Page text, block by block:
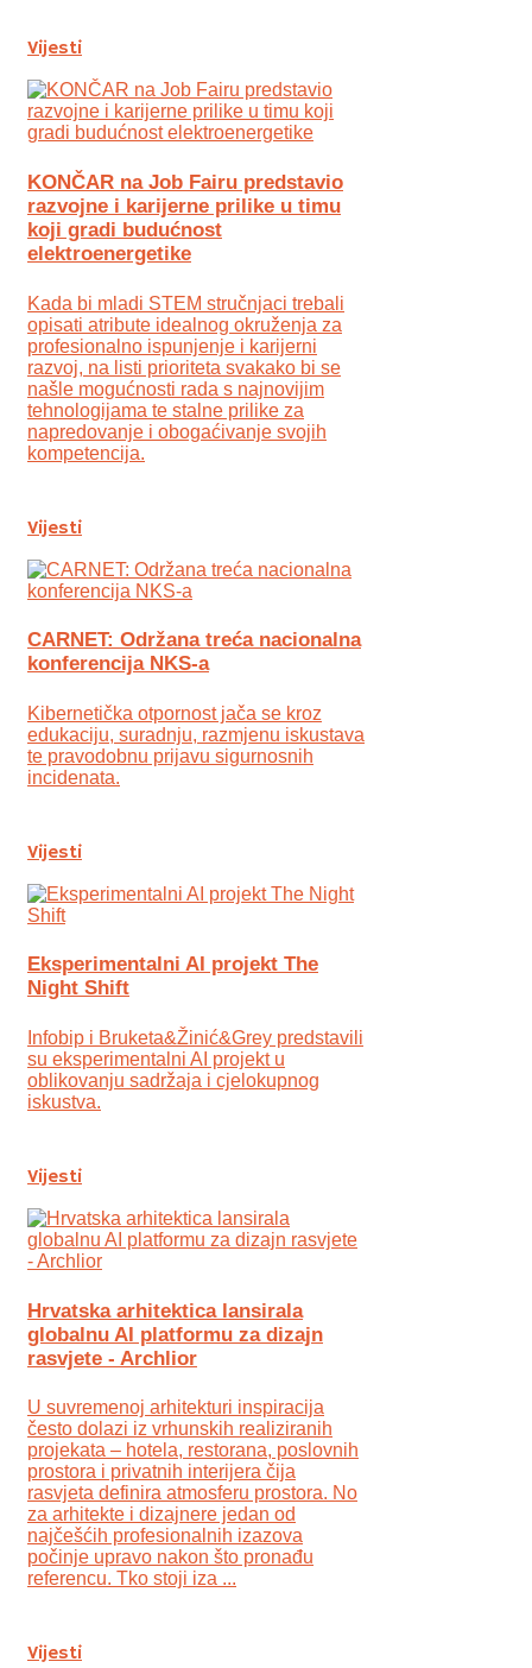
Vijesti
KONČAR na Job Fairu predstavio
razvojne i karijerne prilike u timu
koji gradi budućnost
elektroenergetike
Kada bi mladi STEM stručnjaci trebali
opisati atribute idealnog okruženja za
profesionalno ispunjenje i karijerni
razvoj, na listi prioriteta svakako bi se
našle mogućnosti rada s najnovijim
tehnologijama te stalne prilike za
napredovanje i obogaćivanje svojih
kompetencija.
Vijesti
CARNET: Održana treća nacionalna
konferencija NKS-a
Kibernetička otpornost jača se kroz
edukaciju, suradnju, razmjenu iskustava
te pravodobnu prijavu sigurnosnih
incidenata.
Vijesti
Eksperimentalni AI projekt The
Night Shift
Infobip i Bruketa&Žinić&Grey predstavili
su eksperimentalni AI projekt u
oblikovanju sadržaja i cjelokupnog
iskustva.
Vijesti
Hrvatska arhitektica lansirala
globalnu AI platformu za dizajn
rasvjete - Archlior
U suvremenoj arhitekturi inspiracija
često dolazi iz vrhunskih realiziranih
projekata – hotela, restorana, poslovnih
prostora i privatnih interijera čija
rasvjeta definira atmosferu prostora. No
za arhitekte i dizajnere jedan od
najčešćih profesionalnih izazova
počinje upravo nakon što pronađu
referencu. Tko stoji iza ...
Vijesti